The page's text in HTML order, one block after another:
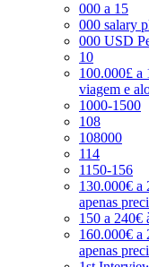
000 a 15
000 salary
000 USD
10
100.000£ a
viagem e
1000-1500
108
108000
114
1150-156
130.000€ a
apenas
150 a 240€
160.000€ a
apenas